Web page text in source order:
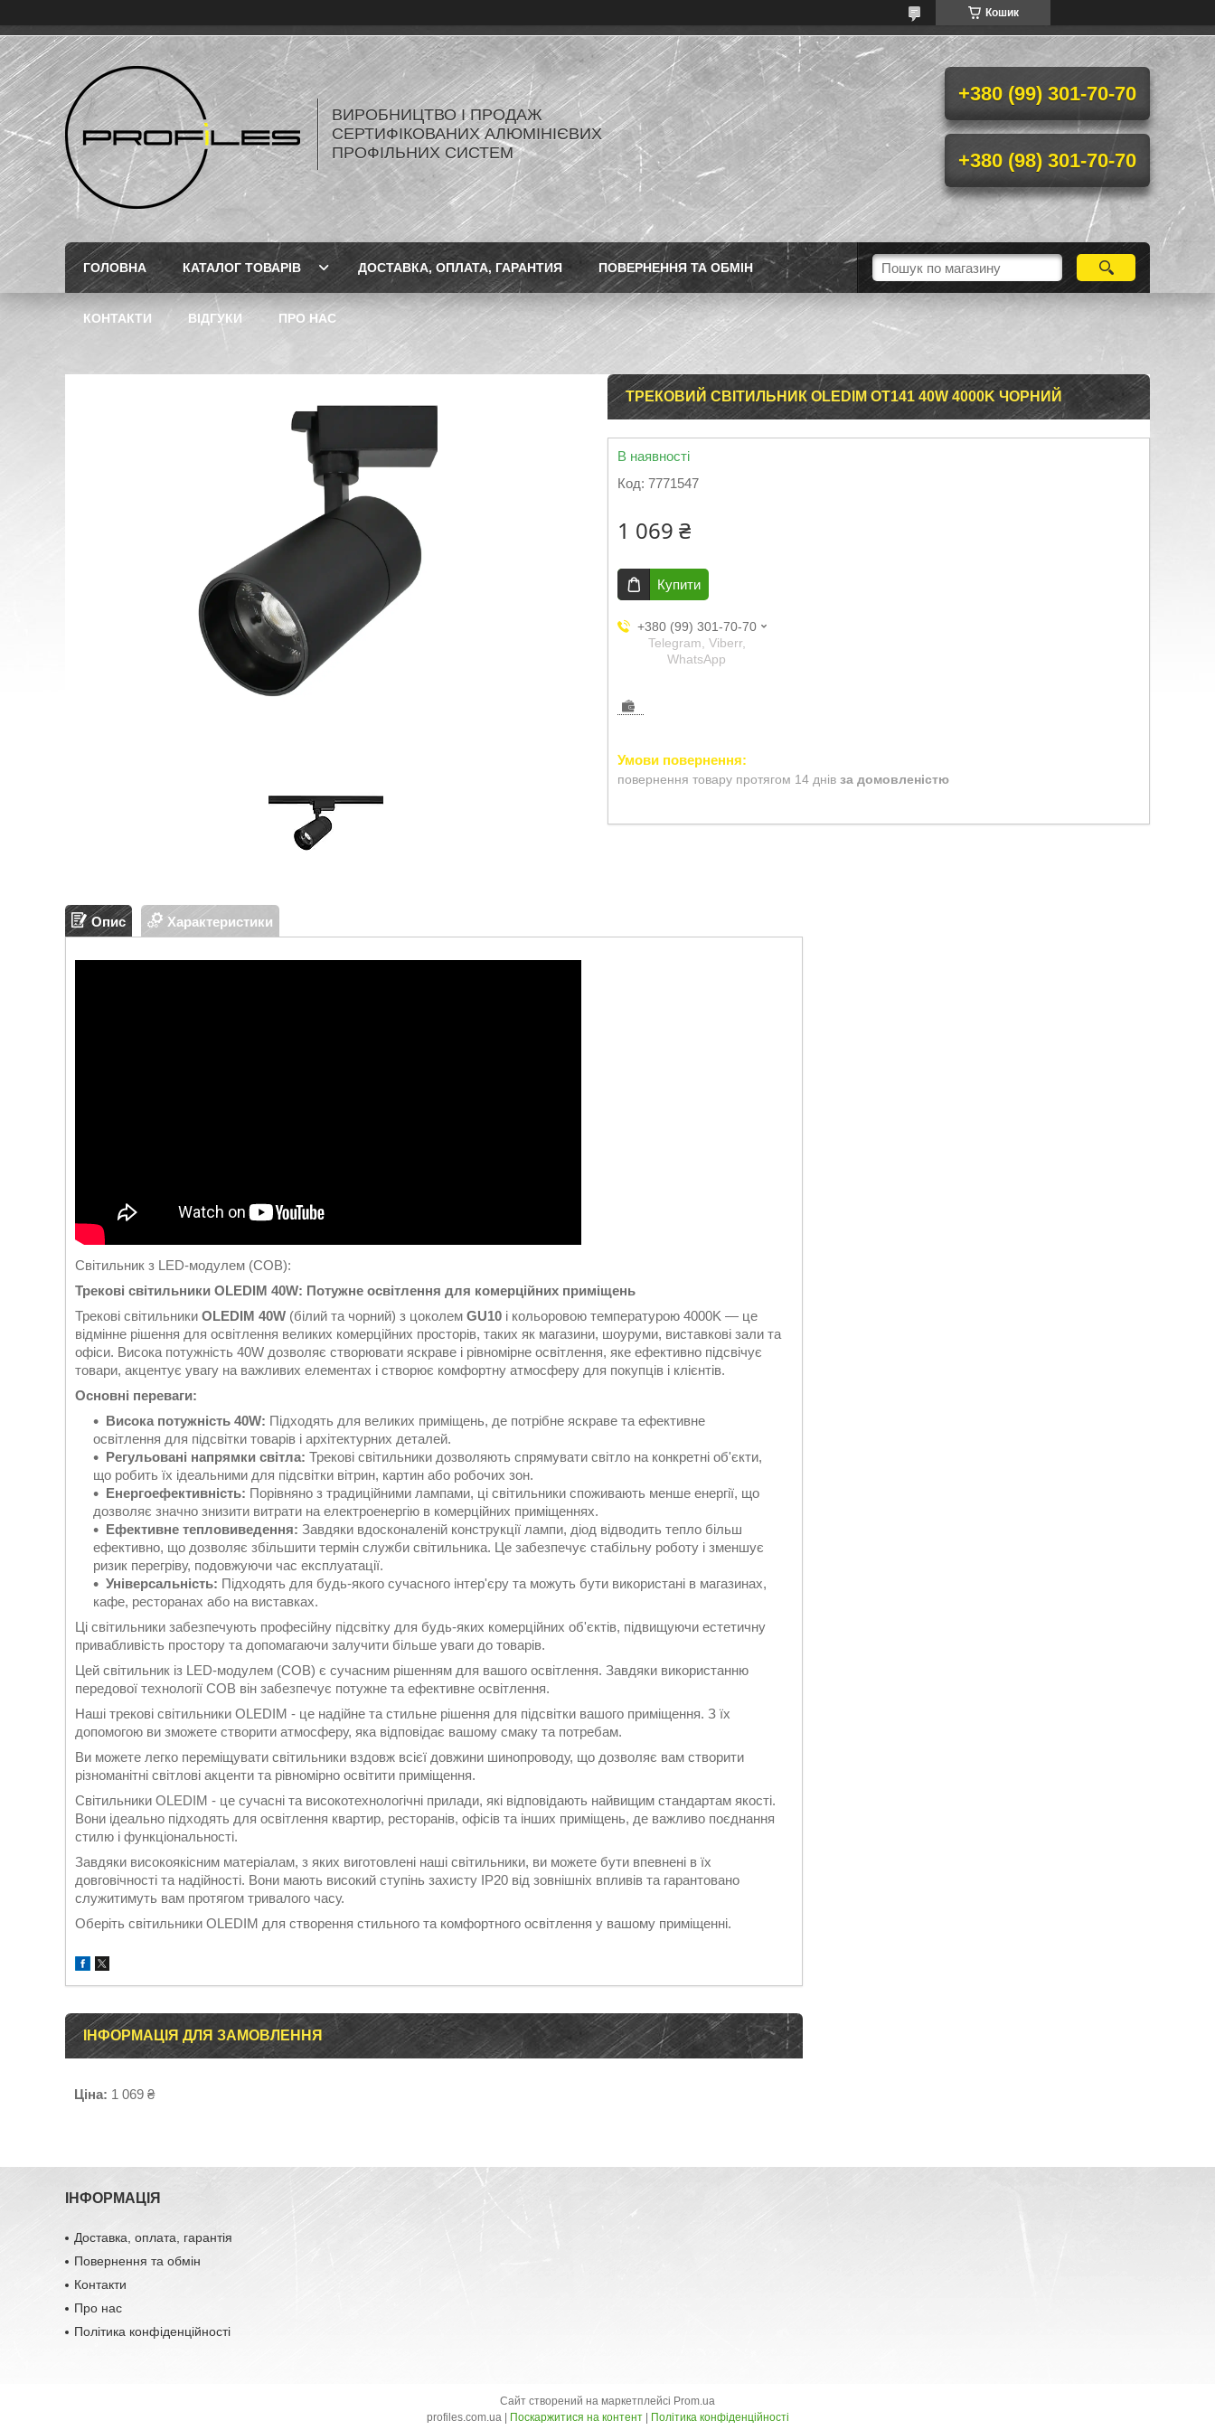
Кошик
ВИРОБНИЦТВО І ПРОДАЖ
СЕРТИФІКОВАНИХ АЛЮМІНІЄВИХ
ПРОФІЛЬНИХ СИСТЕМ
+380 (99) 301-70-70
+380 (98) 301-70-70
ГОЛОВНА КАТАЛОГ ТОВАРІВ ДОСТАВКА, ОПЛАТА, ГАРАНТИЯ ПОВЕРНЕННЯ ТА ОБМІН
КОНТАКТИ ВІДГУКИ ПРО НАС
ТРЕКОВИЙ СВІТИЛЬНИК OLEDIM OT141 40W 4000K ЧОРНИЙ
В наявності
Код: 7771547
1 069 ₴
Купити
+380 (99) 301-70-70
Telegram, Viberr,
WhatsApp
повернення товару протягом 14 днів за домовленістю
Опис Характеристики
Світильник з LED-модулем (COB):
Трекові світильники OLEDIM 40W: Потужне освітлення для комерційних приміщень
Трекові світильники OLEDIM 40W (білий та чорний) з цоколем GU10 і кольоровою температурою 4000K — це
відмінне рішення для освітлення великих комерційних просторів, таких як магазини, шоуруми, виставкові зали та
офіси. Висока потужність 40W дозволяє створювати яскраве і рівномірне освітлення, яке ефективно підсвічує
товари, акцентує увагу на важливих елементах і створює комфортну атмосферу для покупців і клієнтів.
Основні переваги:
Висока потужність 40W: Підходять для великих приміщень, де потрібне яскраве та ефективне
освітлення для підсвітки товарів і архітектурних деталей.
Регульовані напрямки світла: Трекові світильники дозволяють спрямувати світло на конкретні об'єкти,
що робить їх ідеальними для підсвітки вітрин, картин або робочих зон.
Енергоефективність: Порівняно з традиційними лампами, ці світильники споживають менше енергії, що
дозволяє значно знизити витрати на електроенергію в комерційних приміщеннях.
Ефективне тепловиведення: Завдяки вдосконаленій конструкції лампи, діод відводить тепло більш
ефективно, що дозволяє збільшити термін служби світильника. Це забезпечує стабільну роботу і зменшує
ризик перегріву, подовжуючи час експлуатації.
Універсальність: Підходять для будь-якого сучасного інтер'єру та можуть бути використані в магазинах,
кафе, ресторанах або на виставках.
Ці світильники забезпечують професійну підсвітку для будь-яких комерційних об'єктів, підвищуючи естетичну
привабливість простору та допомагаючи залучити більше уваги до товарів.
Цей світильник із LED-модулем (COB) є сучасним рішенням для вашого освітлення. Завдяки використанню
передової технології COB він забезпечує потужне та ефективне освітлення.
Наші трекові світильники OLEDIM - це надійне та стильне рішення для підсвітки вашого приміщення. З їх
допомогою ви зможете створити атмосферу, яка відповідає вашому смаку та потребам.
Ви можете легко переміщувати світильники вздовж всієї довжини шинопроводу, що дозволяє вам створити
різноманітні світлові акценти та рівномірно освітити приміщення.
Світильники OLEDIM - це сучасні та високотехнологічні прилади, які відповідають найвищим стандартам якості.
Вони ідеально підходять для освітлення квартир, ресторанів, офісів та інших приміщень, де важливо поєднання
стилю і функціональності.
Завдяки високоякісним матеріалам, з яких виготовлені наші світильники, ви можете бути впевнені в їх
довговічності та надійності. Вони мають високий ступінь захисту ІР20 від зовнішніх впливів та гарантовано
служитимуть вам протягом тривалого часу.
Оберіть світильники OLEDIM для створення стильного та комфортного освітлення у вашому приміщенні.
ІНФОРМАЦІЯ ДЛЯ ЗАМОВЛЕННЯ
Ціна: 1 069 ₴
ІНФОРМАЦІЯ
Доставка, оплата, гарантія
Повернення та обмін
Контакти
Про нас
Політика конфіденційності
Сайт створений на маркетплейсі Prom.ua
Поскаржитися на контент Політика конфіденційності